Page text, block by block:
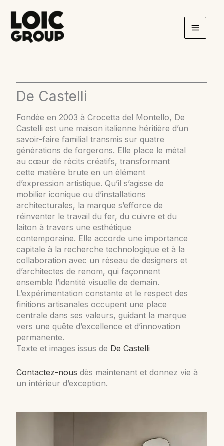
contenu
De Castelli
Fondée en 2003 à Crocetta del Montello, De
Castelli est une maison italienne héritière d’un
savoir-faire familial transmis sur quatre
générations de forgerons. Elle place le métal
au cœur de récits créatifs, transformant
cette matière brute en un élément
d’expression artistique. Qu’il s’agisse de
mobilier iconique ou d’installations
architecturales, la marque s’efforce de
réinventer le travail du fer, du cuivre et du
laiton à travers une esthétique
contemporaine. Elle accorde une importance
capitale à la recherche technologique et à la
collaboration avec un réseau de designers et
d’architectes de renom, qui façonnent
ensemble l’identité visuelle de demain.
L’expérimentation constante et le respect des
finitions artisanales occupent une place
centrale dans ses valeurs, guidant la marque
vers une quête d’excellence et d’innovation
permanente.
Texte et images issus de De Castelli
Contactez-nous dès maintenant et donnez vie à
un intérieur d’exception.